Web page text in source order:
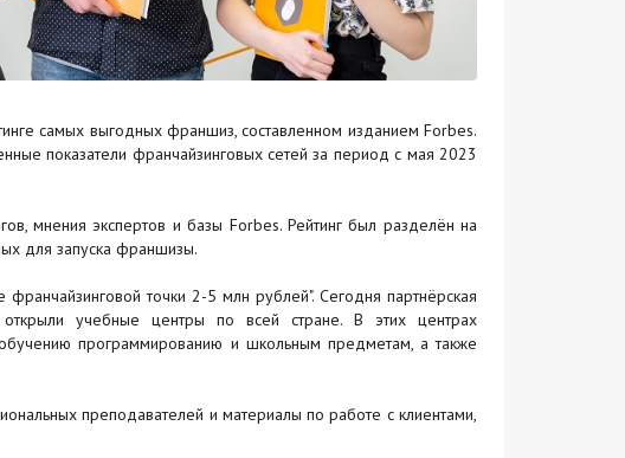
самых выгодных франшиз, составленном изданием Forbes.
показатели франчайзинговых сетей за период с мая 2023
мнения экспертов и базы Forbes. Рейтинг был разделён на
для запуска франшизы.
точки 2-5 млн рублей". Сегодня партнёрская
учебные центры по всей стране. В этих центрах
программированию и школьным предметам, а также
преподавателей и материалы по работе с клиентами,